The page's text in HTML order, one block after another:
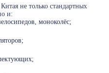
не только стандартных
и:
моноколёс;